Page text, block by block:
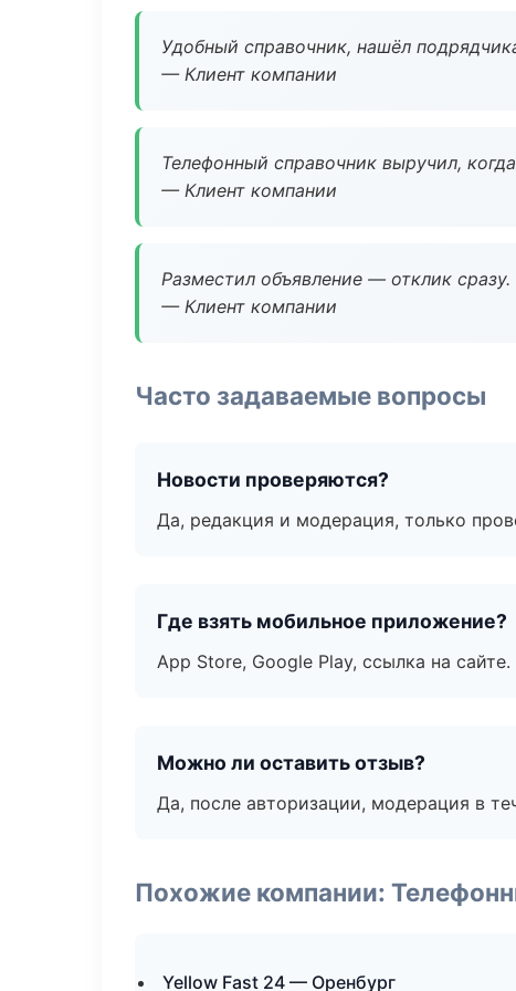
Удобный справочник, нашёл
— Клиент компании
Телефонный справочник выручил,
— Клиент компании
Разместил объявление — отклик
— Клиент компании
Часто задаваемые вопросы
Новости проверяются?
Да, редакция и модерация, только
Где взять мобильное приложение?
App Store, Google Play, ссылка на сайте.
Можно ли оставить отзыв?
Да, после авторизации, модерация в
Похожие компании:
Yellow Fast 24 — Оренбург